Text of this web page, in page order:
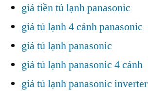
giá tiền tủ lạnh panasonic
giá tủ lạnh 4 cánh panasonic
giá tủ lạnh panasonic
giá tủ lạnh panasonic 4 cánh
giá tủ lạnh panasonic inverter